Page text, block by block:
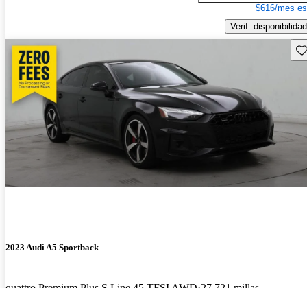
$616/mes
Verif. disponibilidad
2023 Audi A5 Sportback